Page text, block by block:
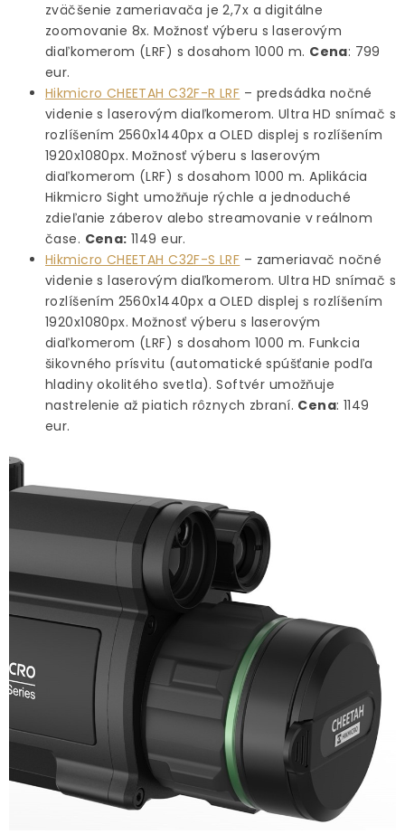
zväčšenie zameriavača je 2,7x a digitálne
zoomovanie 8x. Možnosť výberu s laserovým
diaľkomerom (LRF) s dosahom 1000 m. Cena: 799
eur.
Hikmicro CHEETAH C32F-R LRF – predsádka nočné
videnie s laserovým diaľkomerom. Ultra HD snímač s
rozlíšením 2560x1440px a OLED displej s rozlíšením
1920x1080px. Možnosť výberu s laserovým
diaľkomerom (LRF) s dosahom 1000 m. Aplikácia
Hikmicro Sight umožňuje rýchle a jednoduché
zdieľanie záberov alebo streamovanie v reálnom
čase. Cena: 1149 eur.
Hikmicro CHEETAH C32F-S LRF – zameriavač nočné
videnie s laserovým diaľkomerom. Ultra HD snímač s
rozlíšením 2560x1440px a OLED displej s rozlíšením
1920x1080px. Možnosť výberu s laserovým
diaľkomerom (LRF) s dosahom 1000 m. Funkcia
šikovného prísvitu (automatické spúšťanie podľa
hladiny okolitého svetla). Softvér umožňuje
nastrelenie až piatich rôznych zbraní. Cena: 1149
eur.